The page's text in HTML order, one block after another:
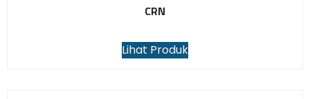
CRN
Lihat Produk